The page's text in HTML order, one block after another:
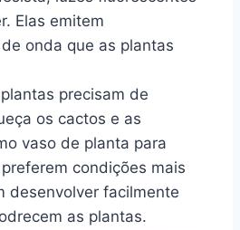
Elas emitem
onda que as plantas
precisam de
os cactos e as
vaso de planta para
condições mais
desenvolver facilmente
as plantas.